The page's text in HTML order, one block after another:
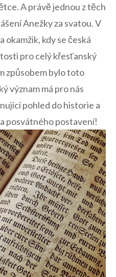
A právě⁣ jednou⁣ z těch‍
Anežky za ‍svatou. V
okamžik, kdy se česká
⁤pro celý⁢ křesťanský
způsobem bylo toto
význam má pro nás
pohled do ‍historie a​
posvátného ‌postavení!